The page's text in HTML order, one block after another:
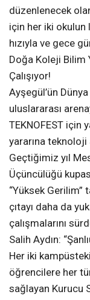
düzenlenecek
için her iki okulun
hızıyla ve gece
Doğa Koleji Bilim
Çalışıyor!
Ayşegül’ün
uluslararası
TEKNOFEST için
yararına
Geçtiğimiz yıl
Üçüncülüğü
“Yüksek Gerilim”
çıtayı daha da
çalışmalarını
Salih Aydın:
Her iki
öğrencilere her
sağlayan Kurucu